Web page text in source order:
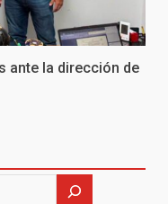
ante la dirección de